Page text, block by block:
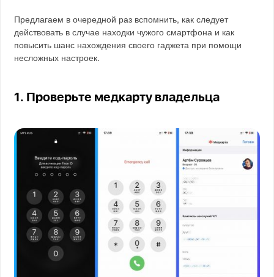
Предлагаем в очередной раз вспомнить, как следует
действовать в случае находки чужого смартфона и как
повысить шанс нахождения своего гаджета при помощи
несложных настроек.
1. Проверьте медкарту владельца